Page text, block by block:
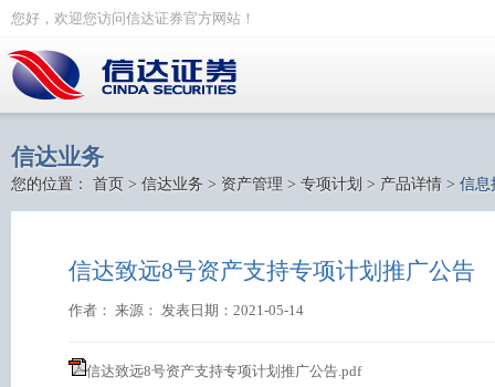
您好，欢迎您访问信达证券官方网站！
信达业务
您的位置： 首页 > 信达业务 > 资产管理 > 专项计划 > 产品详情 > 信息
信达致远8号资产支持专项计划推广公告
作者： 来源： 发表日期：2021-05-14
信达致远8号资产支持专项计划推广公告.pdf